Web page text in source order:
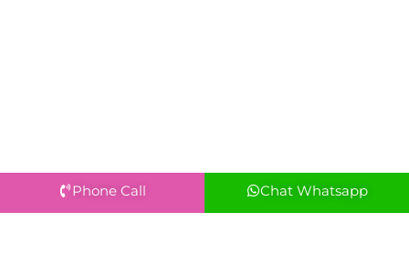
Phone Call Chat Whatsapp